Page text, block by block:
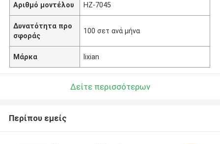
Αριθμό μοντέλου HZ-7045
Δυνατότητα προ
σφοράς
100 σετ ανά μήνα
Μάρκα lixian
Δείτε περισσότερων
Περίπου εμείς